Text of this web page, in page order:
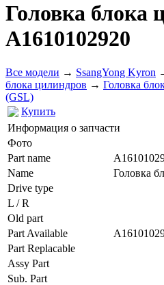
Головка блока
A1610102920
Все модели → SsangYong Kyron
блока цилиндров → Головка
(GSL)
Купить
Информация о запчасти
Фото
Part name
Name
Головка
Drive type
L / R
Old part
Part Available
Part Replacable
Assy Part
Sub. Part